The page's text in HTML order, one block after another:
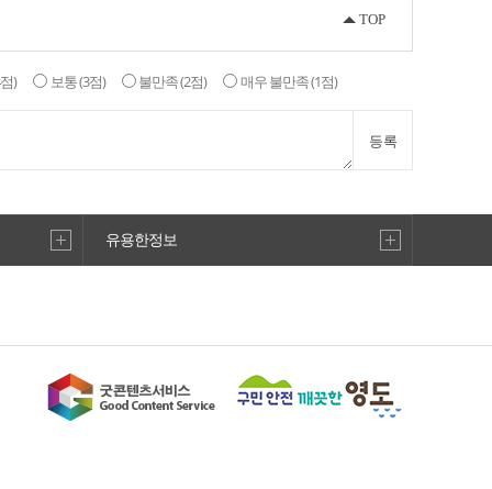
9 선구자 시비
TOP
) 보통(3점) 불만족(2점) 매우 불만족(1점)
등록
유용한정보